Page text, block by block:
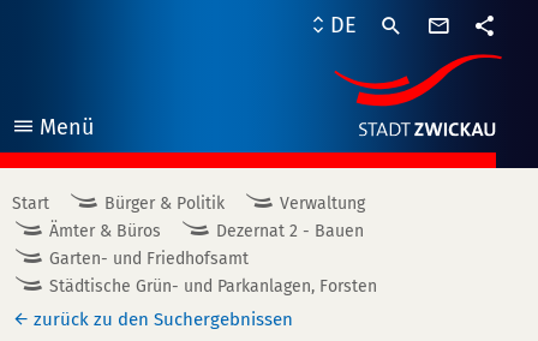
Menü
öffnen
DE
Start Bürger & Politik
Verwaltung
Ämter & Büros
Dezernat 2 - Bauen
Garten- und Friedhofsamt
Städtische Grün- und Parkanlagen, Forsten
zurück zu den Suchergebnissen